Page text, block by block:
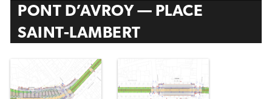
PONT D’AVROY — PLACE
SAINT-LAMBERT